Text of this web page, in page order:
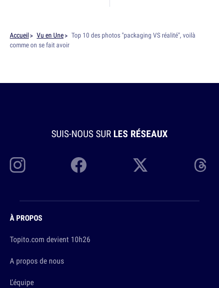
Accueil Vu en Une
Top 10 des photos "packaging VS réalité", voilà
comme on se fait avoir
SUIS-NOUS SUR LES RÉSEAUX
À PROPOS
Topito.com devient 10h26
A propos de nous
L'équipe